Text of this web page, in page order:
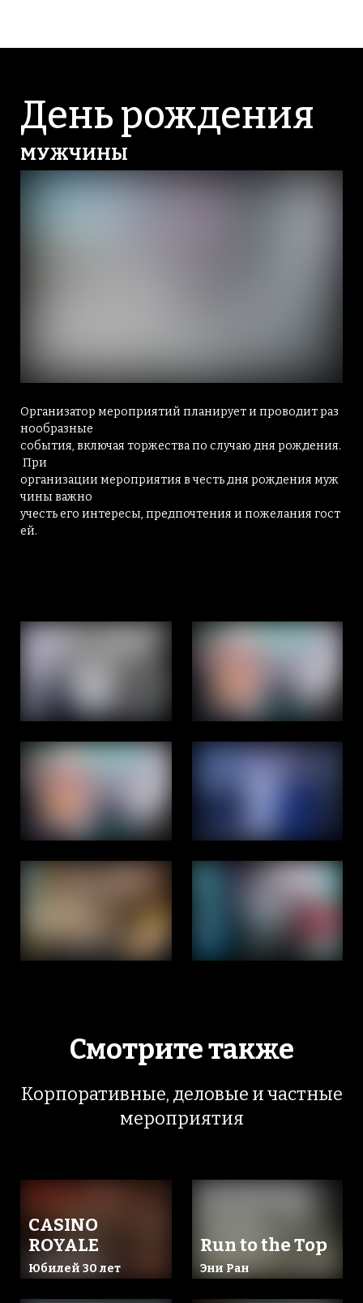
День рождения
МУЖЧИНЫ
Организатор мероприятий планирует и проводит раз
нообразные
события, включая торжества по случаю дня рождения.
При
организации мероприятия в честь дня рождения муж
чины важно
учесть его интересы, предпочтения и пожелания гост
ей.
Смотрите также
Корпоративные, деловые и частные
мероприятия
CASINO
ROYALE
Юбилей 30 лет
Run to the Top
Эни Ран